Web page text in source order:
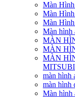
Màn
Màn
Màn
Màn hình
MÀN
MÀN
MÀN
màn hình
màn hình
Màn hình